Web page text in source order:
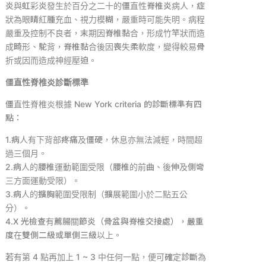
炎與虹彩炎發生於百分之二十的僵直性脊椎炎病人，症
狀為眼睛紅腫充血、視力模糊，嚴重時可能失明。病程
嚴重及控制不良者，末期因脊椎黏合，形成竹竿狀而造
成畸形、駝背，脊椎黏合後因喪失柔軟度，變得較易骨
折或因而造成神經壓迫。
僵直性脊椎炎診斷標準
僵直性脊椎炎根據 New York criteria 的診斷標準有四
點：
1.病人有下背部疼痛及僵硬，休息亦無法減輕，時間超
過三個月。
2.病人的腰椎運動範圍受限（腰椎的前曲、後伸及側彎
三方面運動受限）。
3.病人的擴胸範圍受限制（擴展範圍小於二點五公
分）。
4.X 光檢查有薦腸關節炎（骨盆與脊椎交接處），嚴重
度在雙側二級或單側三級以上。
若有第4 點再加上 1 ~ 3 中任何一點，便可確定診斷為